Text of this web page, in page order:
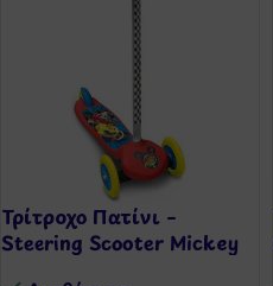
Τρίτροχο Πατίνι –
Steering Scooter Mickey